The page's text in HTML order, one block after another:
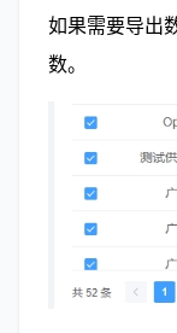
如果需要导出
数。